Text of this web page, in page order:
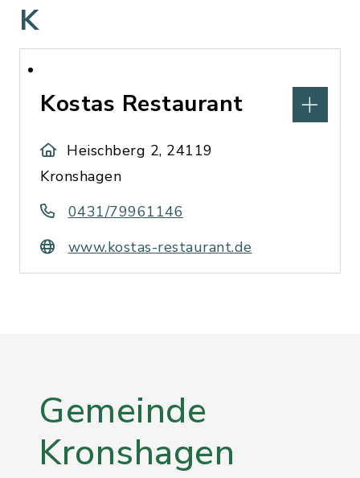
K
Kostas Restaurant
Heischberg 2, 24119
Kronshagen
0431/79961146
www.kostas-restaurant.de
Gemeinde
Kronshagen